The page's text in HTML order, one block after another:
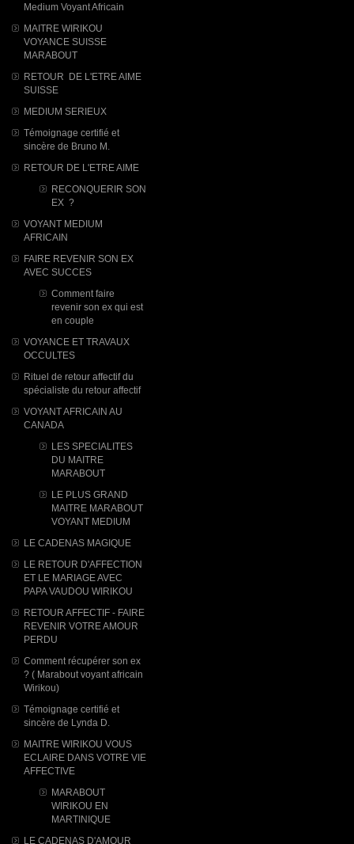
Medium Voyant Africain
MAITRE WIRIKOU
VOYANCE SUISSE
MARABOUT
RETOUR DE L'ETRE AIME
SUISSE
MEDIUM SERIEUX
Témoignage certifié et
sincère de Bruno M.
RETOUR DE L'ETRE AIME
RECONQUERIR SON
EX ?
VOYANT MEDIUM
AFRICAIN
FAIRE REVENIR SON EX
AVEC SUCCES
Comment faire
revenir son ex qui est
en couple
VOYANCE ET TRAVAUX
OCCULTES
Rituel de retour affectif du
spécialiste du retour affectif
VOYANT AFRICAIN AU
CANADA
LES SPECIALITES
DU MAITRE
MARABOUT
LE PLUS GRAND
MAITRE MARABOUT
VOYANT MEDIUM
LE CADENAS MAGIQUE
LE RETOUR D'AFFECTION
ET LE MARIAGE AVEC
PAPA VAUDOU WIRIKOU
RETOUR AFFECTIF - FAIRE
REVENIR VOTRE AMOUR
PERDU
Comment récupérer son ex
? ( Marabout voyant africain
Wirikou)
Témoignage certifié et
sincère de Lynda D.
MAITRE WIRIKOU VOUS
ECLAIRE DANS VOTRE VIE
AFFECTIVE
MARABOUT
WIRIKOU ​EN
MARTINIQUE
LE CADENAS D'AMOUR